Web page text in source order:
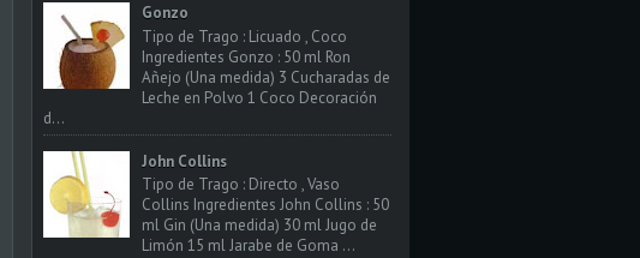
Gonzo
Tipo de Trago : Licuado , Coco
Ingredientes Gonzo : 50 ml Ron
Añejo (Una medida) 3 Cucharadas de
Leche en Polvo 1 Coco Decoración
d...
John Collins
Tipo de Trago : Directo , Vaso
Collins Ingredientes John Collins : 50
ml Gin (Una medida) 30 ml Jugo de
Limón 15 ml Jarabe de Goma ...